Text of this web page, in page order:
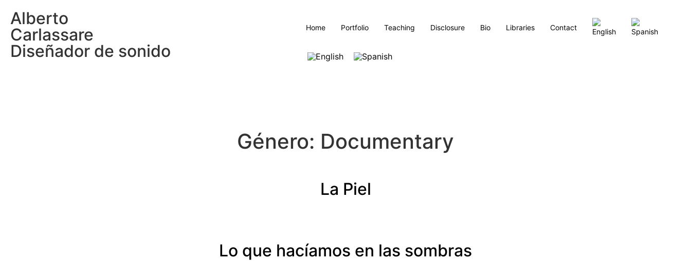
Alberto
Carlassare
Diseñador de sonido
Home Portfolio Teaching Disclosure Bio Libraries Contact
Género: Documentary
La Piel
Lo que hacíamos en las sombras